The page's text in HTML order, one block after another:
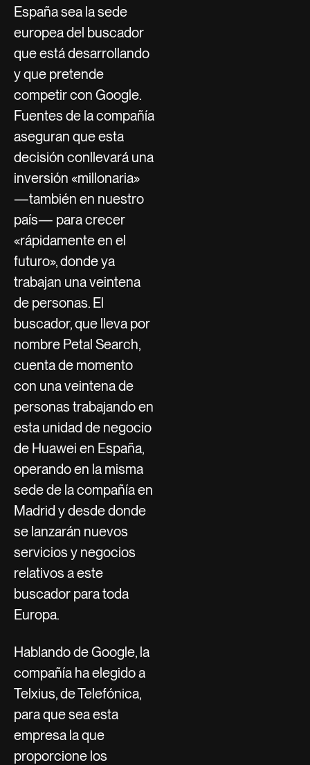
España sea la sede
europea del buscador
que está desarrollando
y que pretende
competir con Google.
Fuentes de la compañía
aseguran que esta
decisión conllevará una
inversión «millonaria»
—también en nuestro
país— para crecer
«rápidamente en el
futuro», donde ya
trabajan una veintena
de personas. El
buscador, que lleva por
nombre Petal Search,
cuenta de momento
con una veintena de
personas trabajando en
esta unidad de negocio
de Huawei en España,
operando en la misma
sede de la compañía en
Madrid y desde donde
se lanzarán nuevos
servicios y negocios
relativos a este
buscador para toda
Europa.
Hablando de Google, la
compañía ha elegido a
Telxius, de Telefónica,
para que sea esta
empresa la que
proporcione los